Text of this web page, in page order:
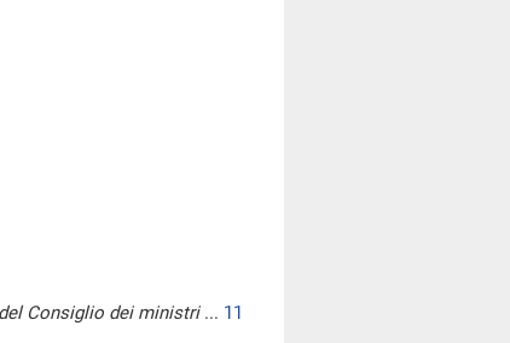
Consiglio dei ministri... 11